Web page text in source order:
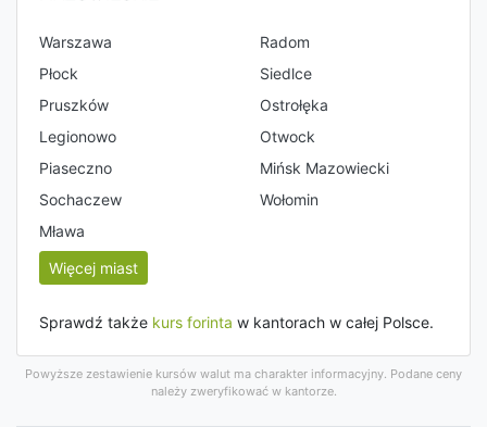
Warszawa
Radom
Płock
Siedlce
Pruszków
Ostrołęka
Legionowo
Otwock
Piaseczno
Mińsk Mazowiecki
Sochaczew
Wołomin
Mława
Więcej miast
Sprawdź także kurs forinta w kantorach w całej Polsce.
Powyższe zestawienie kursów walut ma charakter informacyjny. Podane ceny
należy zweryfikować w kantorze.